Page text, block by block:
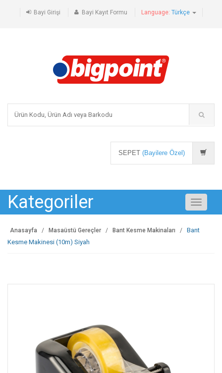
Bayi Girişi Bayi Kayıt Formu Language: Türkçe
SEPET (Bayilere Özel)
Kategoriler
Toggle
Anasayfa Masaüstü Gereçler Bant Kesme Makinaları
Bant
Kesme Makinesi (10m) Siyah